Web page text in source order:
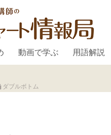
動画で学ぶ 用語解説
ダブルボトム